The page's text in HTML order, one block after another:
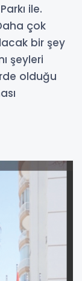
ile.
çok
bir şey
şeyleri
olduğu